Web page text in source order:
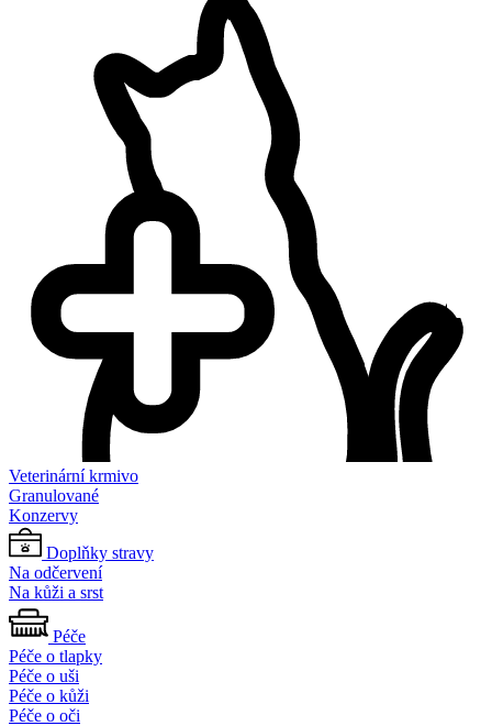
Veterinární krmivo
Granulované
Konzervy
Doplňky stravy
Na odčervení
Na kůži a srst
Péče
Péče o tlapky
Péče o uši
Péče o kůži
Péče o oči